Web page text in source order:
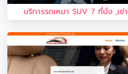
บริการรถเหมา SUV 7 ที่นั่ง ,เ